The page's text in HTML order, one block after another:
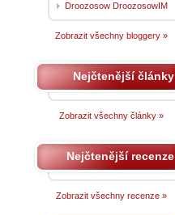
Droozosow DroozosowIM
Zobrazit všechny bloggery »
Nejčtenější články
Zobrazit všechny články »
Nejčtenější recenze
Zobrazit všechny recenze »